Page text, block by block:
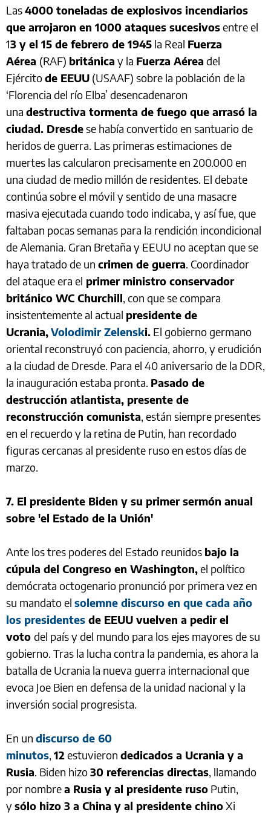
Las4000 toneladas de explosivos incendiarios
que arrojaron en 1000 ataques sucesivosentre el
13 y el 15 de febrero de 1945 la Real Fuerza
Aérea (RAF) británica y la Fuerza Aérea del
Ejércitode EEUU (USAAF) sobre la población de la
‘Florencia del río Elba’ desencadenaron
una destructiva tormenta de fuego que arrasó la
ciudad. Dresdese había convertido en santuario de
heridos de guerra. Las primeras estimaciones de
muertes las calcularon precisamente en 200.000 en
una ciudad de medio millón de residentes. El debate
continúa sobre el móvil y sentido de una masacre
masiva ejecutada cuando todo indicaba, y así fue, que
faltaban pocas semanas para la rendición incondicional
de Alemania. Gran Bretaña y EEUU no aceptan que se
haya tratado de un crimen de guerra. Coordinador
del ataque era el primer ministro conservador
británico WC Churchill, con que se compara
insistentemente al actual presidente de
Ucrania,Volodimir Zelenski. El gobierno germano
oriental reconstruyó con paciencia, ahorro, y erudición
a la ciudad de Dresde. Para el 40 aniversario de la DDR,
la inauguración estaba pronta. Pasado de
destrucción atlantista, presente de
reconstrucción comunista, están siempre presentes
en el recuerdo y la retina de Putin, han recordado
figuras cercanas al presidente ruso en estos días de
marzo.
7. El presidente Biden y su primer sermón anual
sobre 'el Estado de la Unión'
Ante los tres poderes del Estado reunidos bajo la
cúpula del Congreso en Washington,el político
demócrata octogenario pronunció por primera vez en
su mandato el solemne discurso en que cada año
los presidentes de EEUU vuelven a pedir el
voto del país y del mundo para los ejes mayores de su
gobierno. Tras la lucha contra la pandemia, es ahora la
batalla de Ucrania la nueva guerra internacional que
evoca Joe Bien en defensa de la unidad nacional y la
inversión social progresista.
En un discurso de 60
minutos, 12estuvieron dedicados a Ucrania y a
Rusia. Biden hizo30 referencias directas, llamando
por nombrea Rusia y al presidente ruso Putin,
ysólo hizo 3 a China y al presidente chinoXi